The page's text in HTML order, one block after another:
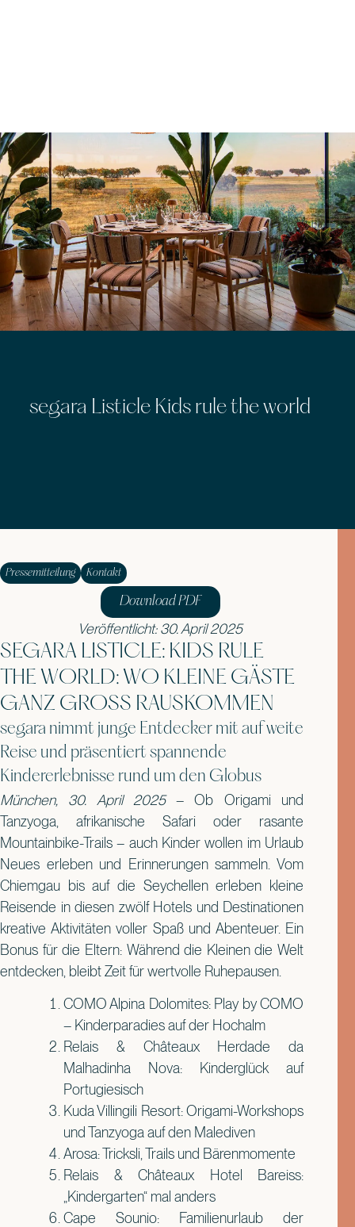
segara Listicle Kids rule the world
Pressemitteilung Kontakt
Download PDF
Veröffentlicht: 30. April 2025
SEGARA LISTICLE: KIDS RULE
THE WORLD: WO KLEINE GÄSTE
GANZ GROSS RAUSKOMMEN
segara nimmt junge Entdecker mit auf weite
Reise und präsentiert spannende
Kindererlebnisse rund um den Globus
München, 30. April 2025– Ob Origami und
Tanzyoga, afrikanische Safari oder rasante
Mountainbike-Trails – auch Kinder wollen im Urlaub
Neues erleben und Erinnerungen sammeln. Vom
Chiemgau bis auf die Seychellen erleben kleine
Reisende in diesen zwölf Hotels und Destinationen
kreative Aktivitäten voller Spaß und Abenteuer. Ein
Bonus für die Eltern: Während die Kleinen die Welt
entdecken, bleibt Zeit für wertvolle Ruhepausen.
COMO Alpina Dolomites: Play by COMO
– Kinderparadies auf der Hochalm
Relais & Châteaux Herdade da
Malhadinha Nova: Kinderglück auf
Portugiesisch
Kuda Villingili Resort: Origami-Workshops
und Tanzyoga auf den Malediven
Arosa: Tricksli, Trails und Bärenmomente
Relais & Châteaux Hotel Bareiss:
„Kindergarten“ mal anders
Cape Sounio: Familienurlaub der